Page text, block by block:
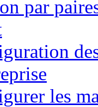
par
les